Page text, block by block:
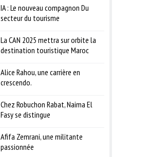
IA : Le nouveau compagnon Du
secteur du tourisme
La CAN 2025 mettra sur orbite la
destination touristique Maroc
Alice Rahou, une carrière en
crescendo.
Chez Robuchon Rabat, Naima El
Fasy se distingue
Afifa Zemrani, une militante
passionnée